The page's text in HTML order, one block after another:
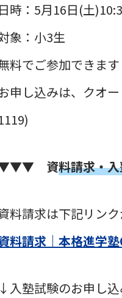
日時：5月16日(土
象：小3生
料でご参加できます
申し込みは、クオ
資料請求・
料請求は下記リンク
料請求｜本格進学
↓入塾試験のお申し